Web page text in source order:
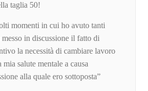
taglia 50!
momenti in cui ho avuto tanti
in discussione il fatto di
la necessità di cambiare lavoro
mia salute mentale a causa
alla quale ero sottoposta”